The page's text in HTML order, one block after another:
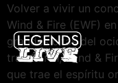
Volver a vivir un
Wind & Fire (EWF)
grandes citas del
trae Earth, Wind &
que trae el espíritu